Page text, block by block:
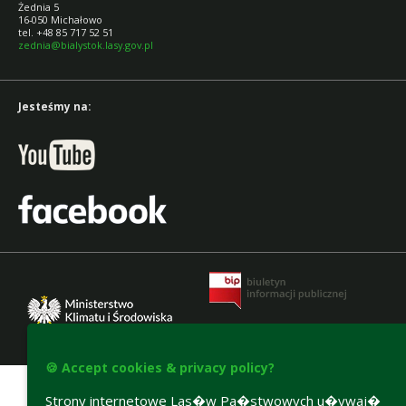
Żednia 5
16-050 Michałowo
tel. +48 85 717 52 51
zednia@bialystok.lasy.gov.pl
Jesteśmy na:
🍪 Accept cookies & privacy policy?
Strony internetowe Las�w Pa�stwowych u�ywaj�